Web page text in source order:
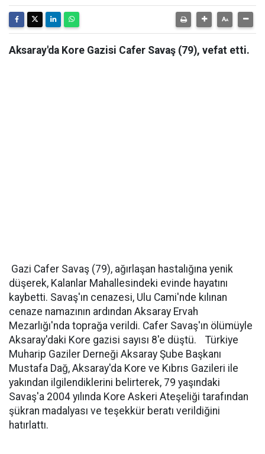
Aksaray'da Kore Gazisi Cafer Savaş (79), vefat etti.
Gazi Cafer Savaş (79), ağırlaşan hastalığına yenik
düşerek, Kalanlar Mahallesindeki evinde hayatını
kaybetti. Savaş'ın cenazesi, Ulu Cami'nde kılınan
cenaze namazının ardından Aksaray Ervah
Mezarlığı'nda toprağa verildi. Cafer Savaş'ın ölümüyle
Aksaray'daki Kore gazisi sayısı 8'e düştü. Türkiye
Muharip Gaziler Derneği Aksaray Şube Başkanı
Mustafa Dağ, Aksaray'da Kore ve Kıbrıs Gazileri ile
yakından ilgilendiklerini belirterek, 79 yaşındaki
Savaş'a 2004 yılında Kore Askeri Ateşeliği tarafından
şükran madalyası ve teşekkür beratı verildiğini
hatırlattı.